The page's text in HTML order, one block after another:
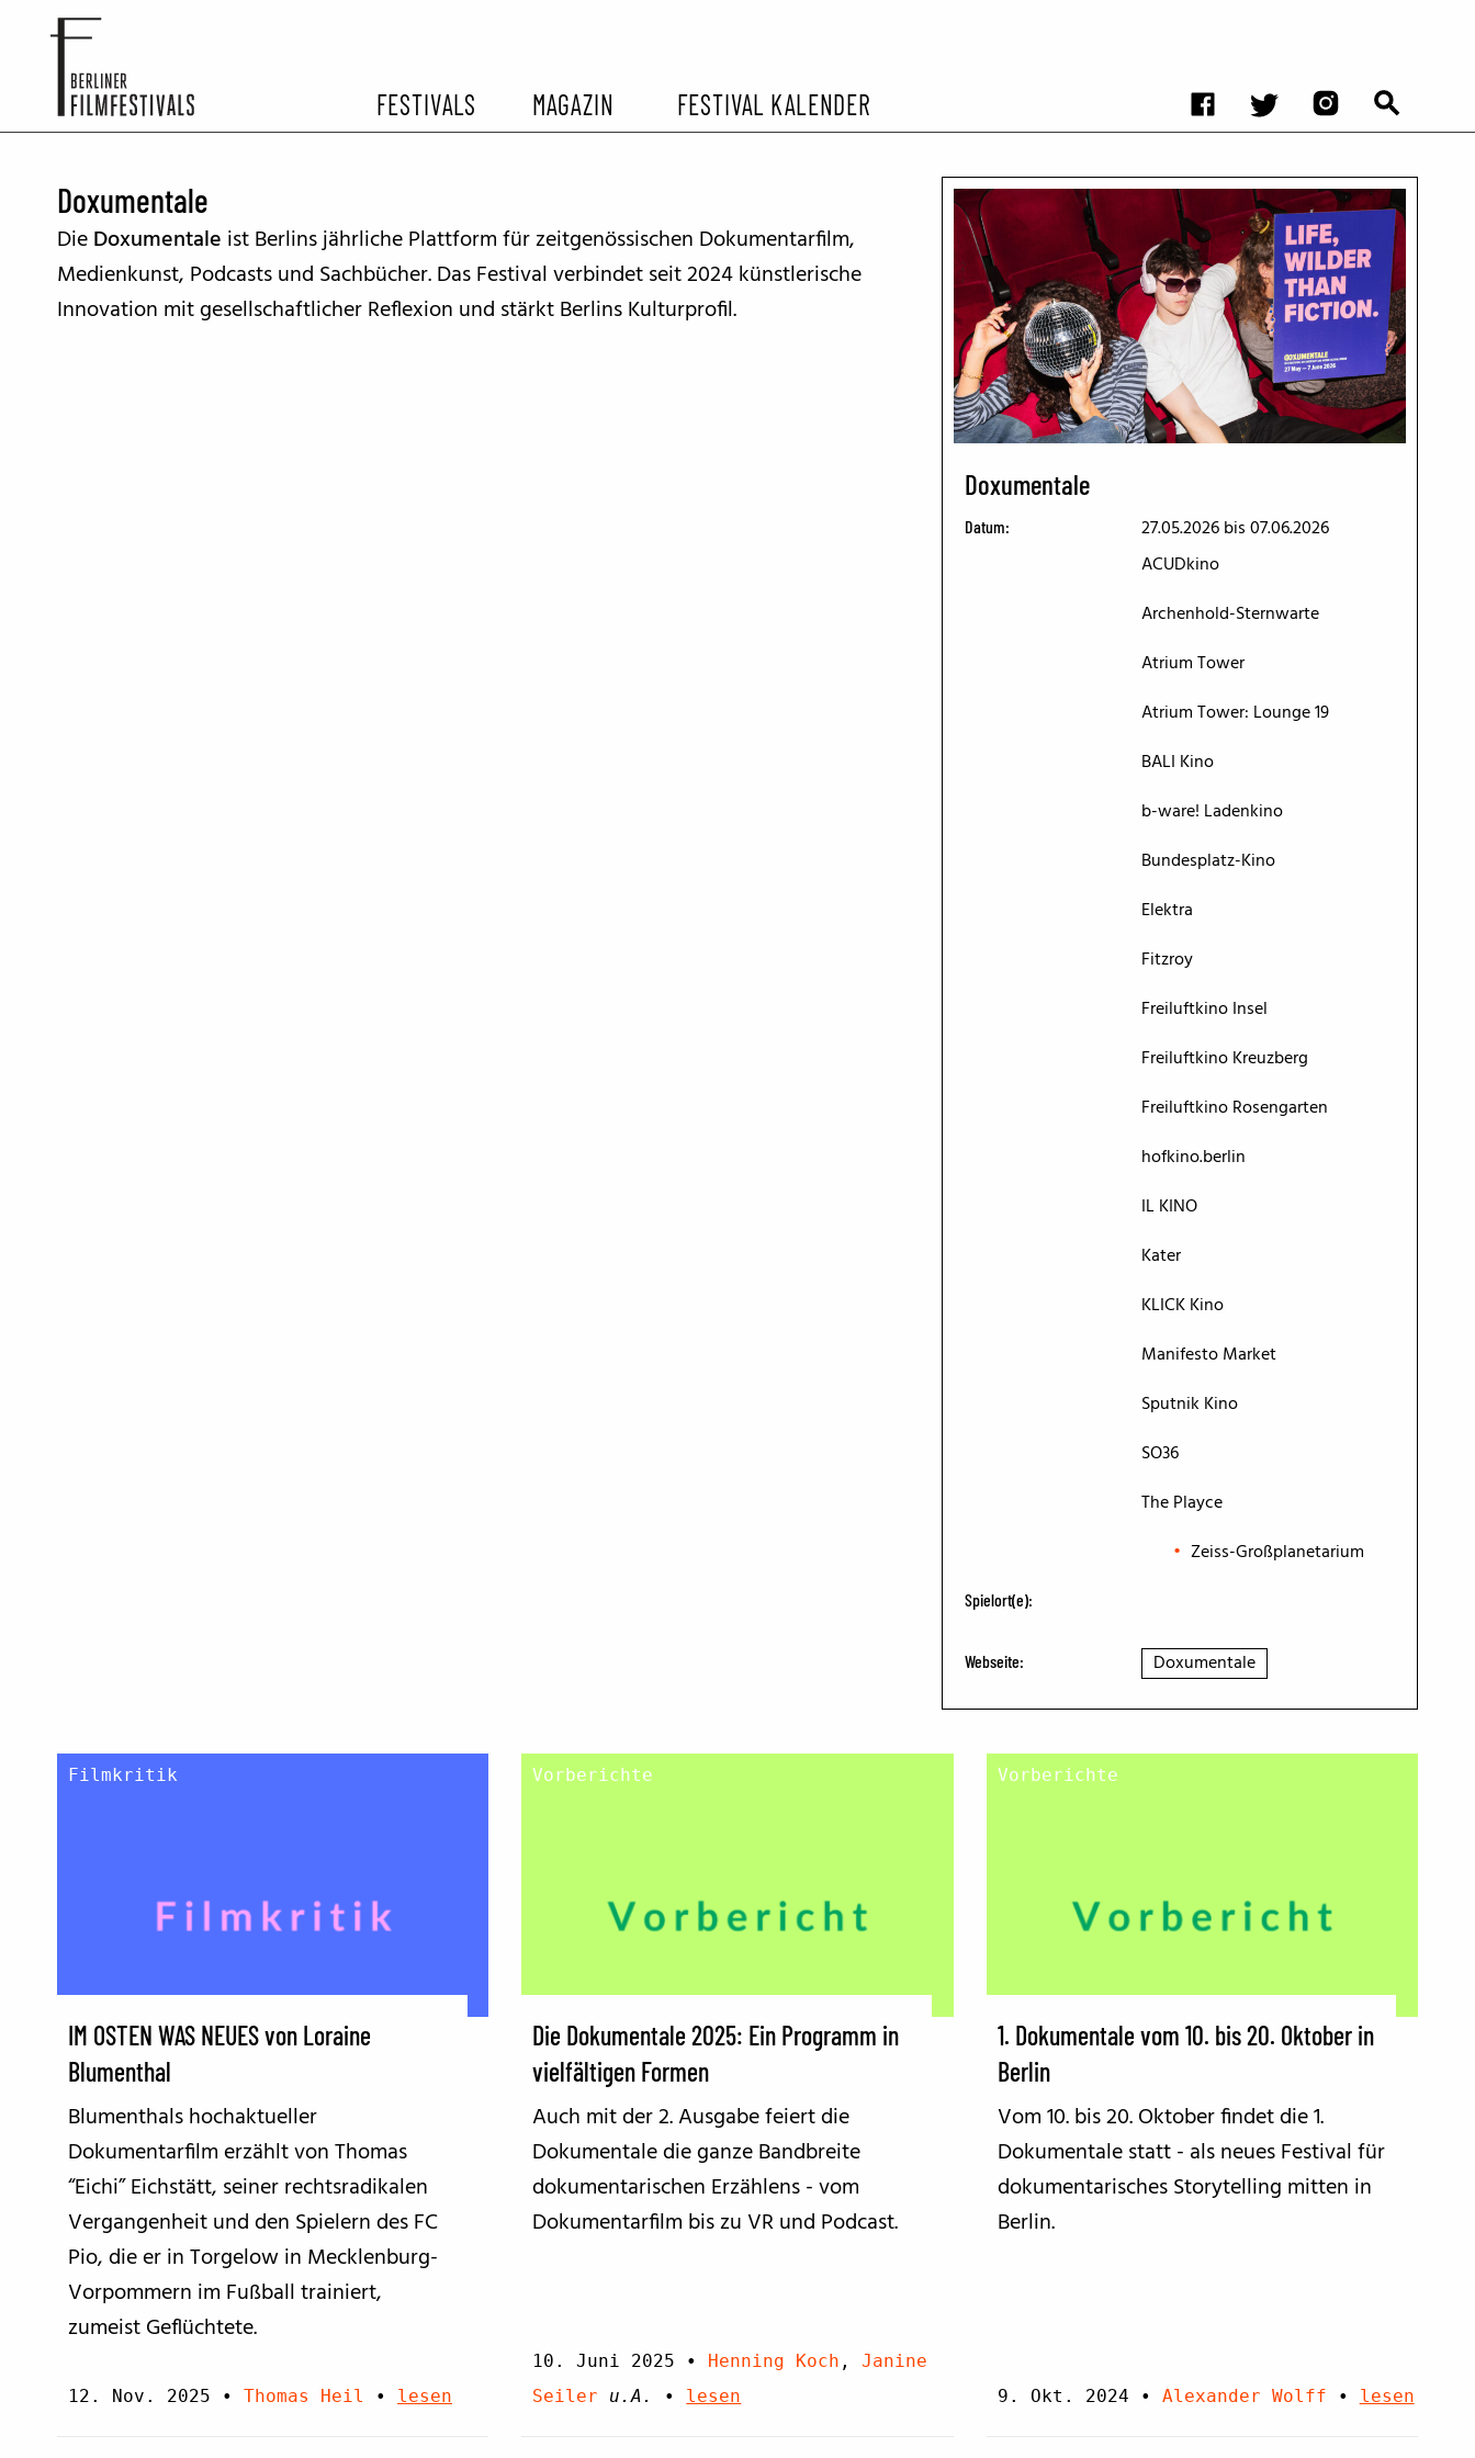
FESTIVALS
ARCHIV EHEMALIGER FILMFESTIVALS
MAGAZIN
FESTIVALBERICHTE
INTERVIEWS
FESTIVAL KALENDER
Doxumentale
DieDoxumentale ist Berlins jährliche Plattform für zeitgenössischen Dokumentarfilm,
Medienkunst, Podcasts und Sachbücher. Das Festival verbindet seit 2024 künstlerische
Innovation mit gesellschaftlicher Reflexion und stärkt Berlins Kulturprofil.
Doxumentale
Datum: 27.05.2026bis 07.06.2026
Spielort(e):
ACUDkino
Archenhold-Sternwarte
Atrium Tower
Atrium Tower: Lounge 19
BALI Kino
b-ware! Ladenkino
Bundesplatz-Kino
Elektra
Fitzroy
Freiluftkino Insel
Freiluftkino Kreuzberg
Freiluftkino Rosengarten
hofkino.berlin
IL KINO
Kater
KLICK Kino
Manifesto Market
Sputnik Kino
SO36
The Playce
Zeiss-Großplanetarium
Webseite: Doxumentale
Filmkritik
IM OSTEN WAS NEUES von Loraine
Blumenthal
Blumenthals hochaktueller
Dokumentarfilm erzählt von Thomas
“Eichi” Eichstätt, seiner rechtsradikalen
Vergangenheit und den Spielern des FC
Pio, die er in Torgelow in Mecklenburg-
Vorpommern im Fußball trainiert,
zumeist Geflüchtete.
12. Nov. 2025 • Thomas Heil • lesen
Vorberichte
Die Dokumentale 2025: Ein Programm in
vielfältigen Formen
Auch mit der 2. Ausgabe feiert die
Dokumentale die ganze Bandbreite
dokumentarischen Erzählens - vom
Dokumentarfilm bis zu VR und Podcast.
10. Juni 2025 • Henning Koch ,Janine
Seiler
u.A. • lesen
Vorberichte
1. Dokumentale vom 10. bis 20. Oktober in
Berlin
Vom 10. bis 20. Oktober findet die 1.
Dokumentale statt - als neues Festival für
dokumentarisches Storytelling mitten in
Berlin.
9. Okt. 2024 • Alexander Wolff • lesen